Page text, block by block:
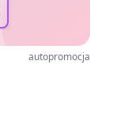
autopromocja